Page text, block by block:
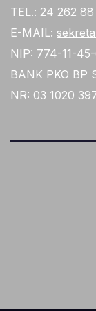
TEL.: 24 262
E-MAIL:
NIP: 774-11-
BANK PKO BP
NR: 03 1020